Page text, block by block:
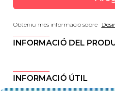
Obteniu més informació sobre
INFORMACIÓ DEL
INFORMACIÓ ÚTIL